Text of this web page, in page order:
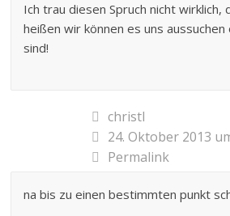
Ich trau diesen Spruch nicht wirklich,
heißen wir können es uns aussuchen
sind!
christl
24. Oktober 2013
Permalink
na bis zu einen bestimmten punkt